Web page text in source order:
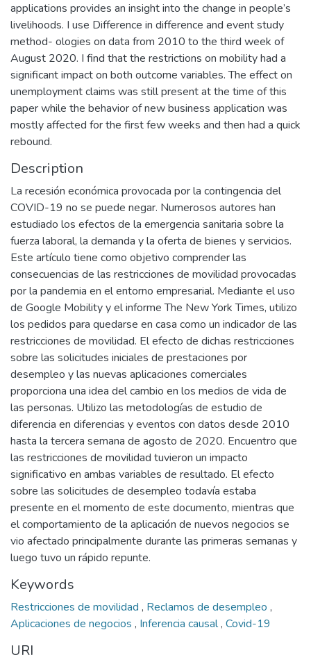
applications provides an insight into the change in people’s
livelihoods. I use Difference in difference and event study
method- ologies on data from 2010 to the third week of
August 2020. I find that the restrictions on mobility had a
significant impact on both outcome variables. The effect on
unemployment claims was still present at the time of this
paper while the behavior of new business application was
mostly affected for the first few weeks and then had a quick
rebound.
Description
La recesión económica provocada por la contingencia del
COVID-19 no se puede negar. Numerosos autores han
estudiado los efectos de la emergencia sanitaria sobre la
fuerza laboral, la demanda y la oferta de bienes y servicios.
Este artículo tiene como objetivo comprender las
consecuencias de las restricciones de movilidad provocadas
por la pandemia en el entorno empresarial. Mediante el uso
de Google Mobility y el informe The New York Times, utilizo
los pedidos para quedarse en casa como un indicador de las
restricciones de movilidad. El efecto de dichas restricciones
sobre las solicitudes iniciales de prestaciones por
desempleo y las nuevas aplicaciones comerciales
proporciona una idea del cambio en los medios de vida de
las personas. Utilizo las metodologías de estudio de
diferencia en diferencias y eventos con datos desde 2010
hasta la tercera semana de agosto de 2020. Encuentro que
las restricciones de movilidad tuvieron un impacto
significativo en ambas variables de resultado. El efecto
sobre las solicitudes de desempleo todavía estaba
presente en el momento de este documento, mientras que
el comportamiento de la aplicación de nuevos negocios se
vio afectado principalmente durante las primeras semanas y
luego tuvo un rápido repunte.
Keywords
Restricciones de movilidad , Reclamos de desempleo ,
Aplicaciones de negocios , Inferencia causal, Covid-19
URI